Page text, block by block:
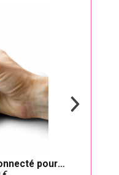
pour